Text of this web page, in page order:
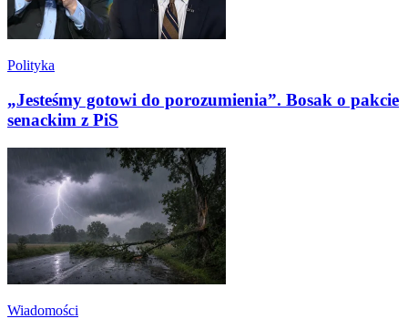
Polityka
„Jesteśmy gotowi do porozumienia”. Bosak o pakcie
senackim z PiS
Wiadomości